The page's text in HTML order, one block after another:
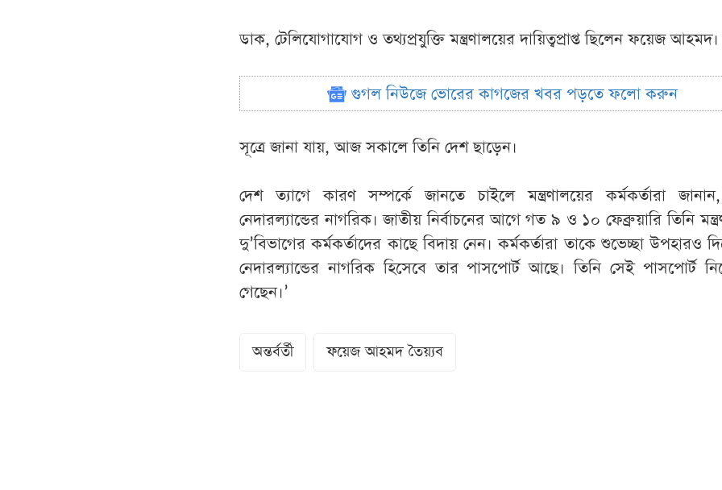
ডাক, টেলিযোগাযোগ ও তথ্যপ্রযুক্তি মন্ত্রণালয়ের দায়িত্বপ্রাপ্ত ছিলেন ফয়েজ আহমদ।
গুগল নিউজে ভোরের কাগজের খবর পড়তে ফলো করুন
সূত্রে জানা যায়, আজ সকালে তিনি দেশ ছাড়েন।
দেশ ত্যাগে কারণ সম্পর্কে জানতে চাইলে মন্ত্রণালয়ের কর্মকর্তারা
নেদারল্যান্ডের নাগরিক। জাতীয় নির্বাচনের আগে গত ৯ ও ১০ ফেব্রুয়ারি তিনি
দু’বিভাগের কর্মকর্তাদের কাছে বিদায় নেন। কর্মকর্তারা তাকে শুভেচ্ছা উপহারও
নেদারল্যান্ডের নাগরিক হিসেবে তার পাসপোর্ট আছে। তিনি সেই পাসপোর্ট
গেছেন।’
অন্তর্বর্তী ফয়েজ আহমদ তৈয়্যব